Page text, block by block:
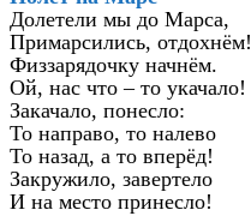
Долетели мы до Марса,
Примарсились, отдохнём!
Физзарядочку начнём.
Ой, нас что – то укачало!
Закачало, понесло:
То направо, то налево
То назад, а то вперёд!
Закружило, завертело
И на место принесло!